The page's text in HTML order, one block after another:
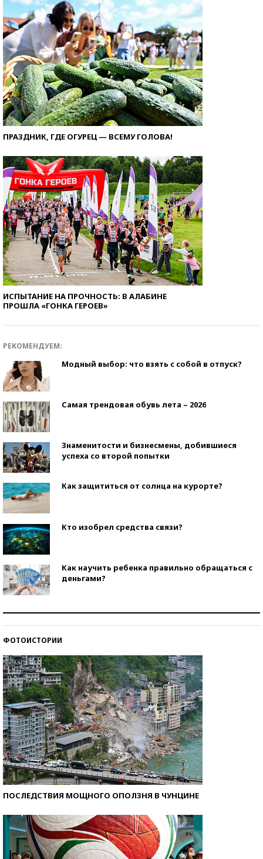
ПРАЗДНИК, ГДЕ ОГУРЕЦ — ВСЕМУ ГОЛОВА!
ИСПЫТАНИЕ НА ПРОЧНОСТЬ: В АЛАБИНЕ
ПРОШЛА «ГОНКА ГЕРОЕВ»
РЕКОМЕНДУЕМ:
Модный выбор: что взять с собой в отпуск?
Самая трендовая обувь лета – 2026
Знаменитости и бизнесмены, добившиеся
успеха со второй попытки
Как защититься от солнца на курорте?
Кто изобрел средства связи?
Как научить ребенка правильно обращаться с
деньгами?
ФОТОИСТОРИИ
ПОСЛЕДСТВИЯ МОЩНОГО ОПОЛЗНЯ В ЧУНЦИНЕ